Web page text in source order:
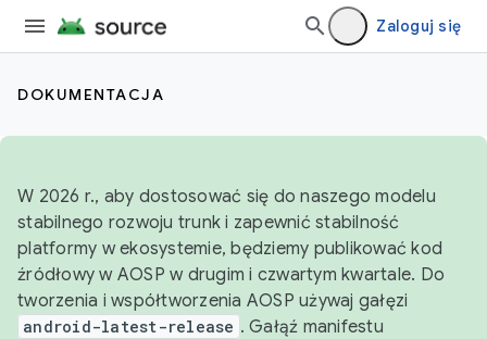
Zaloguj się
DOKUMENTACJA
W 2026 r., aby dostosować się do naszego modelu
stabilnego rozwoju trunk i zapewnić stabilność
platformy w ekosystemie, będziemy publikować kod
źródłowy w AOSP w drugim i czwartym kwartale. Do
tworzenia i współtworzenia AOSP używaj gałęzi
android-latest-release . Gałąź manifestu